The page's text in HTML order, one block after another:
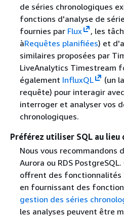
de séries chronologiques
fonctions d'analyse de
fournies par Flux
, les
àRequêtes planifiées) et
similaires proposées par
LiveAnalytics Timestream
également InfluxQL
(un
requête) pour interagir
interroger et analyser vos
chronologiques.
Préférez utiliser SQL au lieu
Nous vous recommandons
Aurora ou RDS
offrent des fonctionnalités
en fournissant des
gestion des séries
les analyses peuvent être